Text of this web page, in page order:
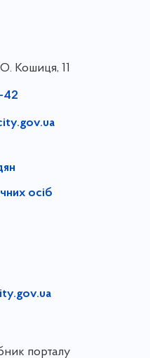
Кошиця, 11
42
осіб
порталу